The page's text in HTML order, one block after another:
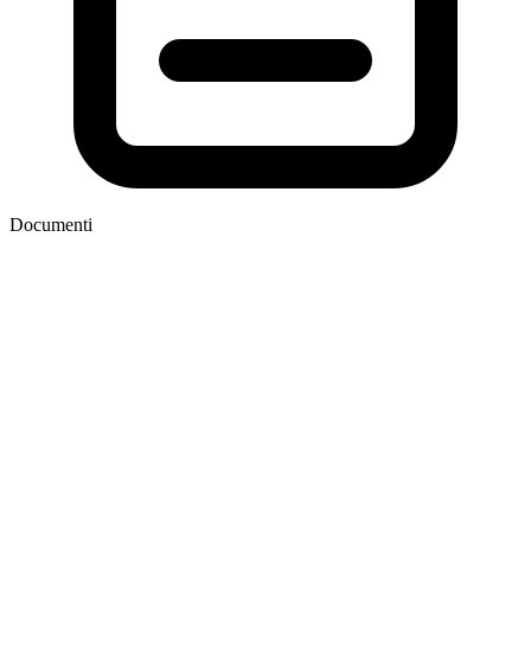
Documenti